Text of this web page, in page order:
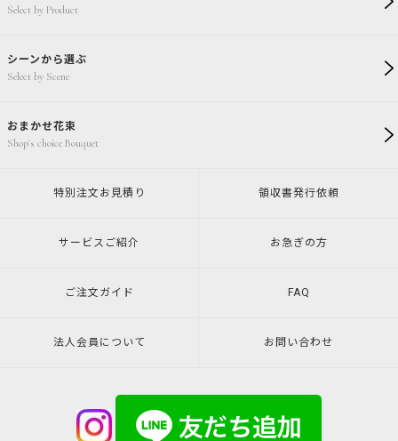
Select by Product
シーンから選ぶ
Select by Scene
おまかせ花束
Shop's choice Bouquet
特別注文 お見積り 領収書発行依頼
サービスご紹介 お急ぎの方
ご注文ガイド FAQ
法人会員について お問い合わせ